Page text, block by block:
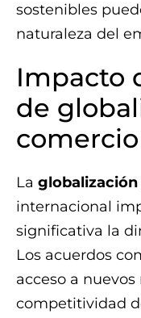
sostenibles
naturaleza del
Impacto
de
La globalización
internacional
significativa la
Los acuerdos
acceso a
competitividad